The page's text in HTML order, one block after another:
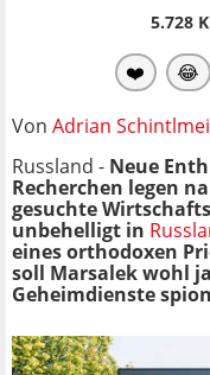
5.728
❤️ 😂
Von Adrian
Russland - Neue
Recherchen legen
gesuchte
unbehelligt in
eines orthodoxen
soll Marsalek wohl
Geheimdienste